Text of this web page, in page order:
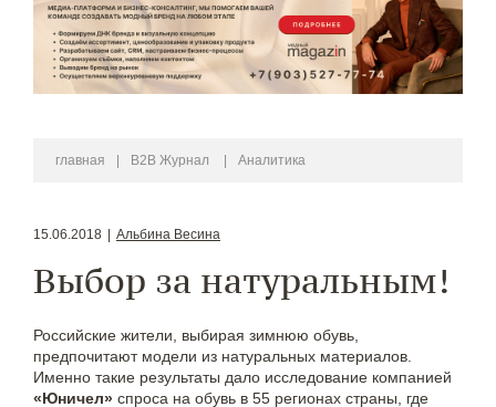
главная B2B Журнал Аналитика
15.06.2018 Альбина Весина
Выбор за натуральным!
Российские жители, выбирая зимнюю обувь,
предпочитают модели из натуральных материалов.
Именно такие результаты дало исследование компанией
«Юничел» спроса на обувь в 55 регионах страны, где